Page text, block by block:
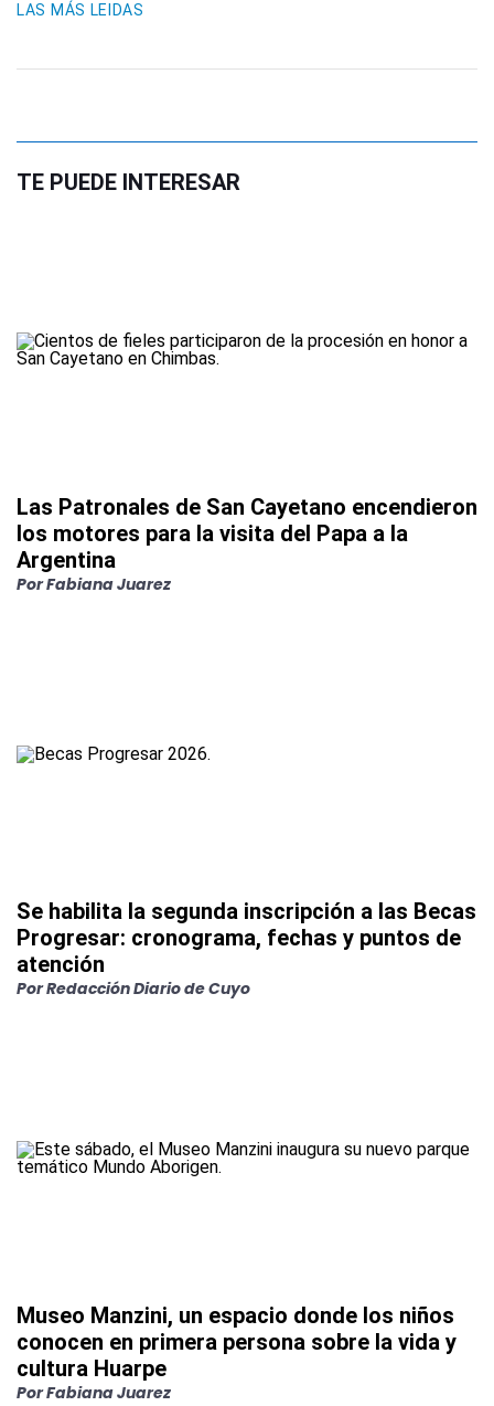
LAS MÁS LEIDAS
TE PUEDE INTERESAR
Las Patronales de San Cayetano encendieron
los motores para la visita del Papa a la
Argentina
PorFabiana Juarez
Se habilita la segunda inscripción a las Becas
Progresar: cronograma, fechas y puntos de
atención
PorRedacción Diario de Cuyo
Museo Manzini, un espacio donde los niños
conocen en primera persona sobre la vida y
cultura Huarpe
PorFabiana Juarez